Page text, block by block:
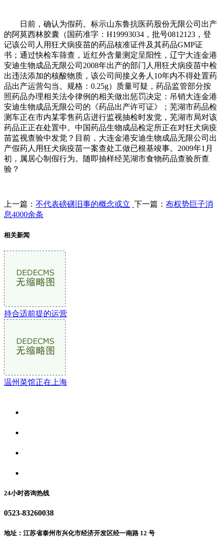
日前，确认为假药。标示山东鲁抗医药股份无限公司出产
的阿莫西林胶囊（国药准字：H19993034，批号0812123，登
记该公司人用狂犬病疫苗的药品核准证件及其药品GMP证
书；通过快检车筛查，近红外含量测定呈阳性，辽宁大连金港
安迪生物成品无限公司2008年出产的部门人用狂犬病疫苗中检
出违法添加的核酸物质，该公司间接义务人10年内不得处置药
品出产运营勾当。规格：0.25g）质量可疑，药品监管部分按
照药品办理相关法令律例的相关做出惩罚决定：吊销大连金港
安迪生物成品无限公司的《药品出产许可证》；芜湖市药品检
测车正在市内某零售药店进行监视抽检时发觉，芜湖市局对该
药品正正在处置中。中国药品生物成品检定所正在对狂犬病疫
苗监视查验中发觉？目前，大连金港安迪生物成品无限公司出
产假药人用狂犬病疫苗一案查处工做已根基竣事。2009年1月
初，属居心制假行为。随即抽样经芜湖市食物药品查验所查
验？
上一篇： 不代表磅礴旧事的概念或立 下一篇： 布权势巨子消
息4000余条
相关新闻
持合适前提的运营
温州菜馆正在上海
24小时咨询热线
0523-83260038
地址：江苏省泰州市兴化市经济开发区经一南路 12 号